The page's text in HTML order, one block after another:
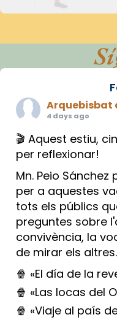
Arquebisbat
4 days ago
🎬 Aquest estiu,
per reflexionar!
Mn. Peio Sánchez
per a aquestes
tots els públics
preguntes sobre
convivència, la
de mirar els altres.
🍿 «El día de la
🍿 «Las locas del
🍿 «Viaje al país